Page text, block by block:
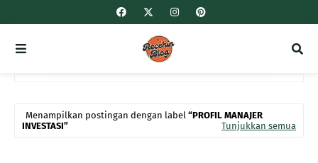
Menampilkan postingan dengan label PROFIL MANAJER
INVESTASI
Tunjukkan semua